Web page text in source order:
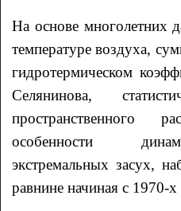
На основе многолетних
температуре воздуха,
гидротермическом
Селянинова,
пространственного
особенности
экстремальных засух,
равнине начиная с 1970-х